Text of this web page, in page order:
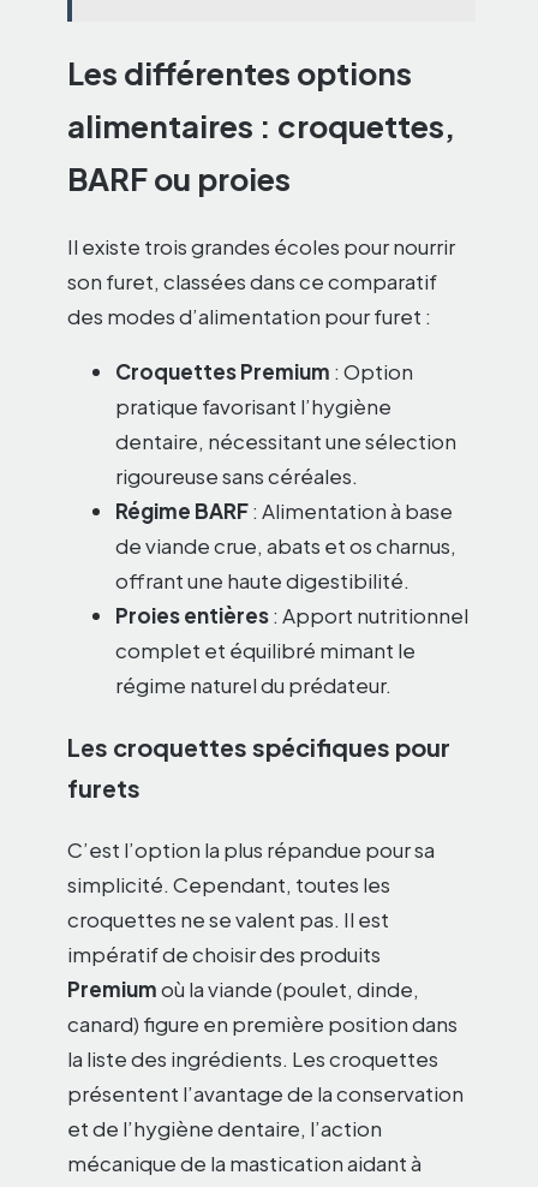
Les différentes options
alimentaires : croquettes,
BARF ou proies
Il existe trois grandes écoles pour nourrir
son furet, classées dans ce comparatif
des modes d’alimentation pour furet :
Croquettes Premium : Option
pratique favorisant l’hygiène
dentaire, nécessitant une sélection
rigoureuse sans céréales.
Régime BARF: Alimentation à base
de viande crue, abats et os charnus,
offrant une haute digestibilité.
Proies entières: Apport nutritionnel
complet et équilibré mimant le
régime naturel du prédateur.
Les croquettes spécifiques pour
furets
C’est l’option la plus répandue pour sa
simplicité. Cependant, toutes les
croquettes ne se valent pas. Il est
impératif de choisir des produits
Premiumoù la viande (poulet, dinde,
canard) figure en première position dans
la liste des ingrédients. Les croquettes
présentent l’avantage de la conservation
et de l’hygiène dentaire, l’action
mécanique de la mastication aidant à